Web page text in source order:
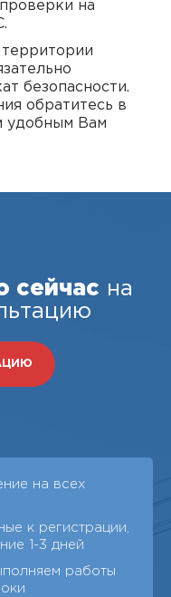
на
безопасности.
обратитесь в
удобным Вам
сейчас на
на всех
к регистрации,
1-3 дней
работы